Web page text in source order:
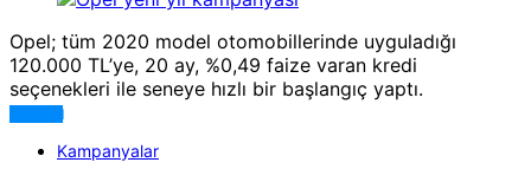
Opel; tüm 2020 model otomobillerinde uyguladığı
120.000 TL’ye, 20 ay, %0,49 faize varan kredi
seçenekleri ile seneye hızlı bir başlangıç yaptı.
DEVAMI
Kampanyalar